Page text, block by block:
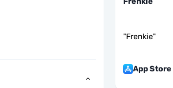
"Frenkie"
App Store